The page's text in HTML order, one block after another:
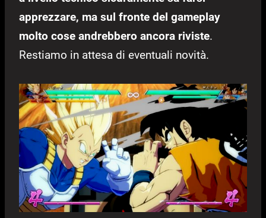
apprezzare, ma sul fronte del gameplay
molto cose andrebbero ancora riviste.
Restiamo in attesa di eventuali novità.